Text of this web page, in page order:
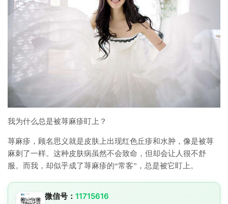
我为什么总是被荨麻疹盯上？
荨麻疹，顾名思义就是皮肤上出现红色丘疹和水肿，像是被荨
麻刺了一样。这种皮肤病虽然不会致命，但却会让人很不舒
服。而我，却似乎成了荨麻疹的“常客”，总是被它盯上。
微信号： 11715616